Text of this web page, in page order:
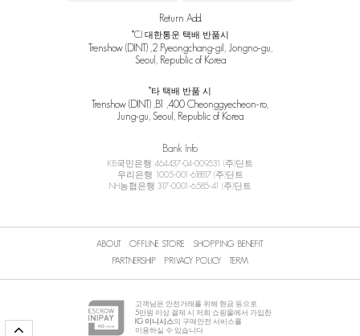
Return Add.
*CJ 대한통운 택배 반품시
Trenshow (DINT) ,2 Pyeongchang-gil, Jongno-gu,
Seoul, Republic of Korea
*타 택배 반품 시
Trenshow (DINT) ,B1 ,400 Cheonggyecheon-ro,
Jung-gu, Seoul, Republic of Korea
Bank Info
KB국민은행 464437-04-009531 (주)딘트
우리은행 1005-001-618817 (주)딘트
NH농협은행 317-0001-6585-41 (주)딘트
ABOUT OFFLINE STORE
SHOPPING BENEFIT
PARTNERSHIP
PRIVACY POLICY TERM
고객님은 안전거래를 위해 현금 등으로
5만원 이상 결제 시 저희 쇼핑몰에서 가입한
KG 이니시스의 구매안전 서비스를
이용하실 수 있습니다.